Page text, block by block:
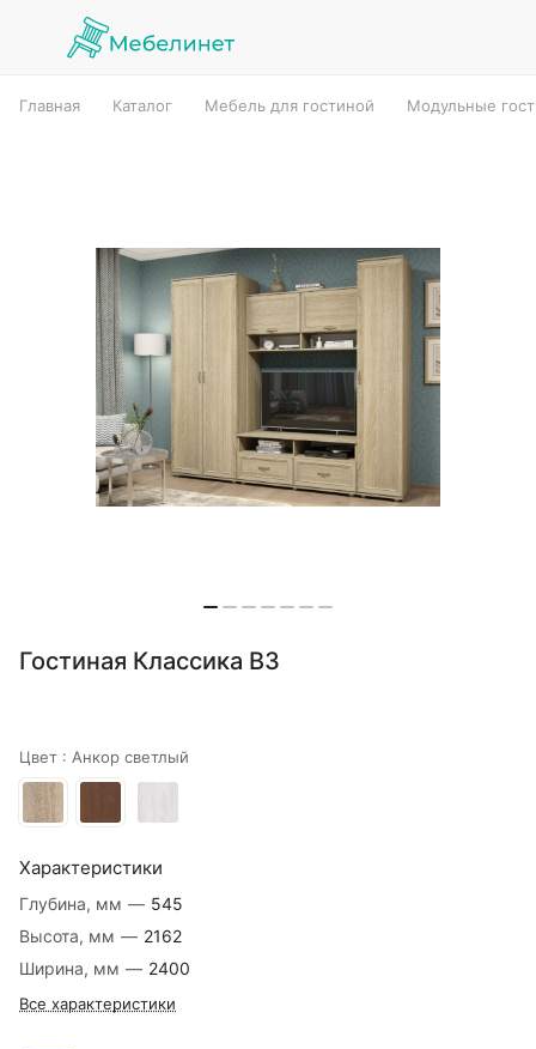
Главная Каталог Мебель для гостиной Модульные
Гостиная Классика В3
Цвет : Анкор светлый
Характеристики
Глубина, мм — 545
Высота, мм — 2162
Ширина, мм — 2400
Все характеристики